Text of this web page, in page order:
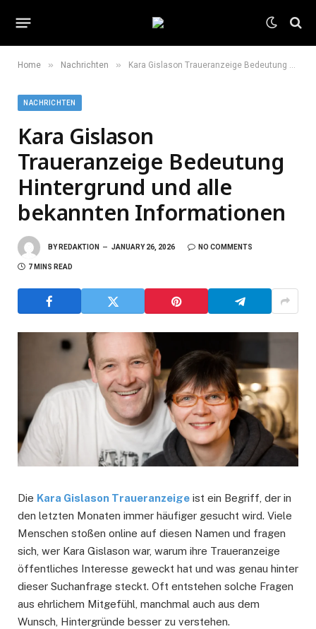
Home » Nachrichten » Kara Gislason Traueranzeige Bedeutung Hintergrund und alle bekannten Informationen
NACHRICHTEN
Kara Gislason
Traueranzeige Bedeutung
Hintergrund und alle
bekannten Informationen
BY REDAKTION JANUARY 26, 2026 NO COMMENTS
7 MINS READ
Die Kara Gislason Traueranzeige ist ein Begriff, der in
den letzten Monaten immer häufiger gesucht wird. Viele
Menschen stoßen online auf diesen Namen und fragen
sich, wer Kara Gislason war, warum ihre Traueranzeige
öffentliches Interesse geweckt hat und was genau hinter
dieser Suchanfrage steckt. Oft entstehen solche Fragen
aus ehrlichem Mitgefühl, manchmal auch aus dem
Wunsch, Hintergründe besser zu verstehen.